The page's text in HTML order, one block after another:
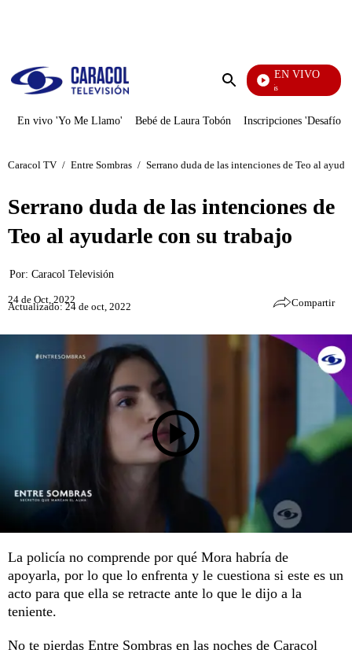
Enviar
EN VIVO
También Caerás
En vivo 'Yo Me Llamo' Bebé de Laura Tobón Inscripciones 'Desafío'
Caracol TV / Entre Sombras / Serrano duda de las intenciones de Teo al
Serrano duda de las intenciones de
Teo al ayudarle con su trabajo
Por: Caracol Televisión
24 de Oct, 2022
Actualizado: 24 de oct, 2022 Compartir
La policía no comprende por qué Mora habría de
apoyarla, por lo que lo enfrenta y le cuestiona si este es un
acto para que ella se retracte ante lo que le dijo a la
teniente.
No te pierdas Entre Sombras en las noches de Caracol